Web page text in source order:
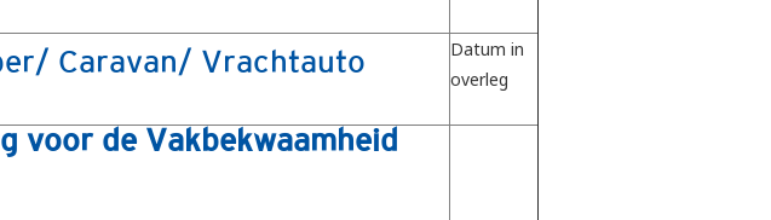
Caravan/ Vrachtauto
Datum in
overleg
voor de Vakbekwaamheid